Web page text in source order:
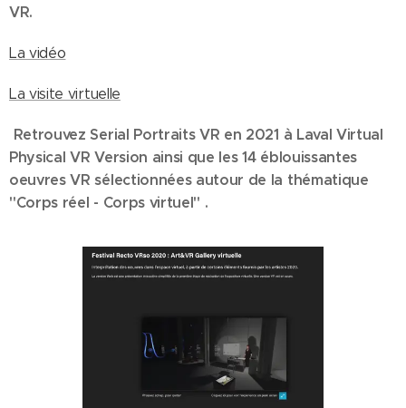
VR.
La vidéo
La visite virtuelle
Retrouvez Serial Portraits VR en 2021 à Laval Virtual
Physical VR Version ainsi que les 14 éblouissantes
oeuvres VR sélectionnées autour de la thématique
"Corps réel - Corps virtuel" .